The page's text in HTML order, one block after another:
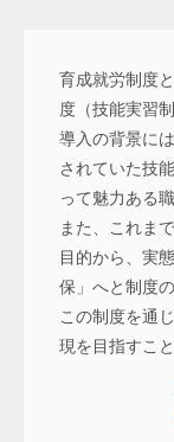
育成就労制度
度（技能実習
導入の背景に
されていた技
って魅力ある
また、これま
目的から、実
保」へと制度
この制度を通
現を目指すこ